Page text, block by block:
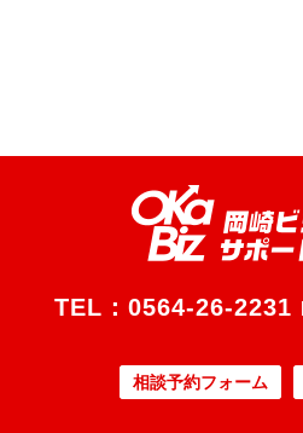
TEL： 0564-26-2231
相談予約フォーム